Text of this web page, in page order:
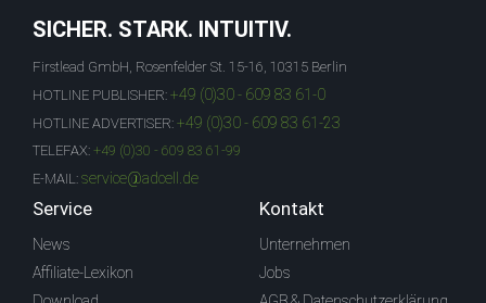
SICHER. STARK. INTUITIV.
Firstlead GmbH, Rosenfelder St. 15-16, 10315 Berlin
HOTLINE PUBLISHER: +49 (0)30 - 609 83 61-0
HOTLINE ADVERTISER: +49 (0)30 - 609 83 61-23
TELEFAX: +49 (0)30 - 609 83 61-99
E-MAIL: service@adcell.de
Service
News
Affiliate-Lexikon
Kontakt
Unternehmen
Jobs